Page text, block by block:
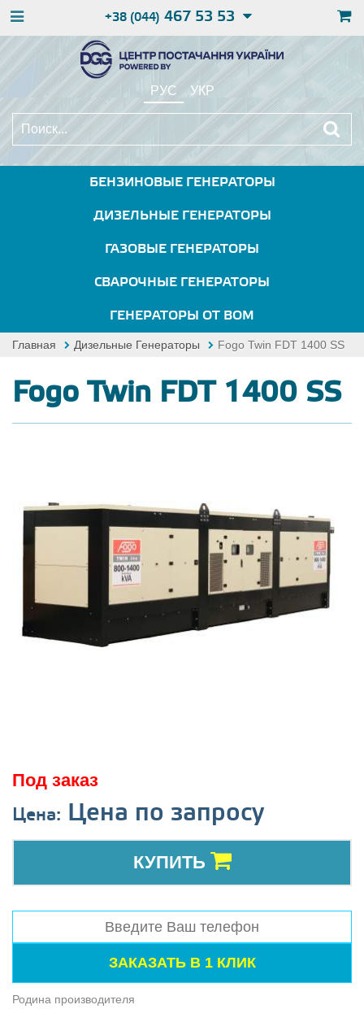
+38 (044) 467 53 53
РУС УКР
БЕНЗИНОВЫЕ ГЕНЕРАТОРЫ
ДИЗЕЛЬНЫЕ ГЕНЕРАТОРЫ
ГАЗОВЫЕ ГЕНЕРАТОРЫ
СВАРОЧНЫЕ ГЕНЕРАТОРЫ
ГЕНЕРАТОРЫ ОТ ВОМ
Главная Дизельные Генераторы Fogo Twin FDT 1400 SS
Fogo Twin FDT 1400 SS
Под заказ
Цена: Цена по запросу
КУПИТЬ
Родина производителя